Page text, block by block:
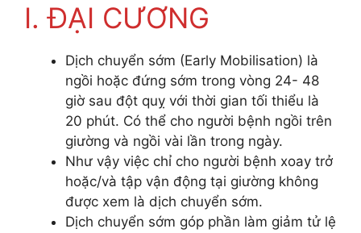
I. ĐẠI CƯƠNG
Dịch chuyển sớm (Early Mobilisation) là
ngồi hoặc đứng sớm trong vòng 24- 48
giờ sau đột quỵ với thời gian tối thiểu là
20 phút. Có thể cho người bệnh ngồi trên
giường và ngồi vài lần trong ngày.
Như vậy việc chỉ cho người bệnh xoay trở
hoặc/và tập vận động tại giường không
được xem là dịch chuyển sớm.
Dịch chuyển sớm góp phần làm giảm tử lệ